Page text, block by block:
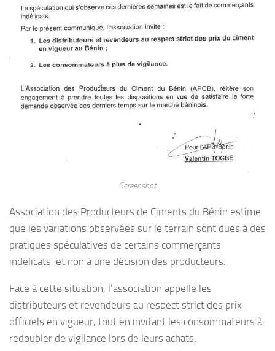
Screenshot
Association des Producteurs de Ciments du Bénin estime
que les variations observées sur le terrain sont dues à des
pratiques spéculatives de certains commerçants
indélicats, et non à une décision des producteurs.
Face à cette situation, l’association appelle les
distributeurs et revendeurs au respect strict des prix
officiels en vigueur, tout en invitant les consommateurs à
redoubler de vigilance lors de leurs achats.